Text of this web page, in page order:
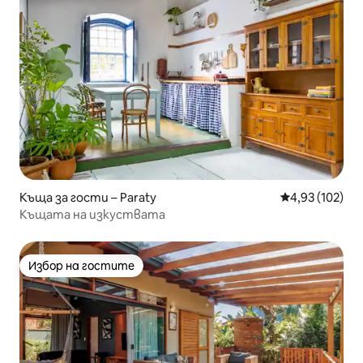
Къща за гости – Paraty Средна
4,93 (102)
Къщата на изкуствата
Избор на гостите
Избор на гостите